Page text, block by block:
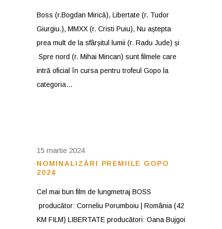
Boss (r.Bogdan Mirică), Libertate (r. Tudor
Giurgiu.), MMXX (r. Cristi Puiu), Nu aștepta
prea mult de la sfârșitul lumii (r. Radu Jude) și
Spre nord (r. Mihai Mincan) sunt filmele care
intră oficial în cursa pentru trofeul Gopo la
categoria
15 martie 2024
NOMINALIZĂRI PREMIILE GOPO
2024
Cel mai bun film de lungmetraj BOSS
producător: Corneliu Porumboiu | România (42
KM FILM) LIBERTATE producători: Oana Bujgoi